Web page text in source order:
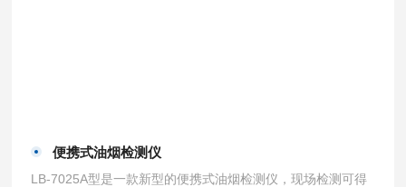
便携式油烟检测仪
LB-7025A型是一款新型的便携式油烟检测仪，现场检测可得